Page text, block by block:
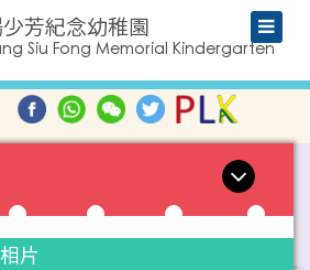
芳紀念幼稚園
Siu Fong Memorial Kindergarten
片